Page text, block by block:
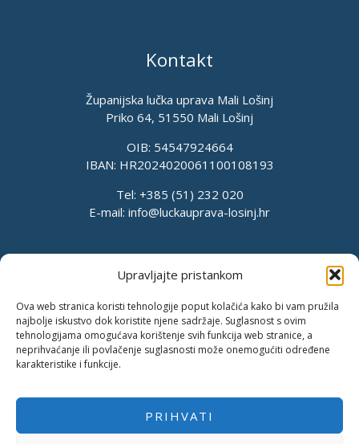
Upravljajte pristankom
Ova web stranica koristi tehnologije poput kolačića kako bi vam pružila
najbolje iskustvo dok koristite njene sadržaje. Suglasnost s ovim
tehnologijama omogućava korištenje svih funkcija web stranice, a
neprihvaćanje ili povlačenje suglasnosti može onemogućiti određene
karakteristike i funkcije.
PRIHVATI
Kontakt
Županijska lučka uprava Mali Lošinj
Priko 64, 51550 Mali Lošinj
OIB: 54547924664
IBAN: HR2024020061100108193
Tel: +385 (51) 232 020
E-mail: info@luckauprava-losinj.hr
Pravila o privatnosti
Pravila kolačića